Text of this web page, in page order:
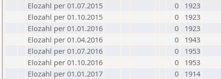
Elozahl per 01.07.2015
0
1923
Elozahl per 01.10.2015
0
1923
Elozahl per 01.01.2016
0
1923
Elozahl per 01.04.2016
0
1943
Elozahl per 01.07.2016
0
1953
Elozahl per 01.10.2016
0
1953
Elozahl per 01.01.2017
0
1914